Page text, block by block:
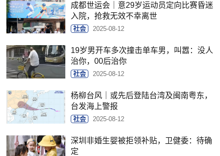
成都世运会｜意29岁运动员定向比赛昏迷
入院，抢救无效不幸离世
社会 2025-08-12
19岁男开车多次撞击单车男，叫嚣：没人
治你，00后治你
社会 2025-08-12
杨柳台风｜或先后登陆台湾及闽南粤东，
台发海上警报
社会 2025-08-12
深圳非婚生婴被拒领补贴，卫健委：待确
定